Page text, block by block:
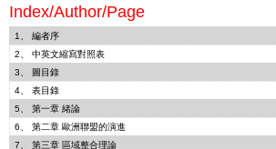
Index/Author/Page
1、 編者序
2、 中英文縮寫對照表
3、 圖目錄
4、 表目錄
5、 第一章 緒論
6、 第二章 歐洲聯盟的演進
7、 第三章 區域整合理論